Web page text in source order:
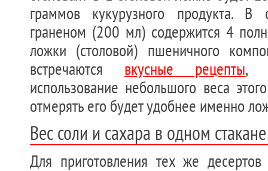
граммов кукурузного продукта.
граненом (200 мл) содержится 4
ложки (столовой) пшеничного
встречаются вкусные рецепты,
использование небольшого веса
отмерять его будет удобнее именно
Вес соли и сахара в одном стакане
Для приготовления тех же